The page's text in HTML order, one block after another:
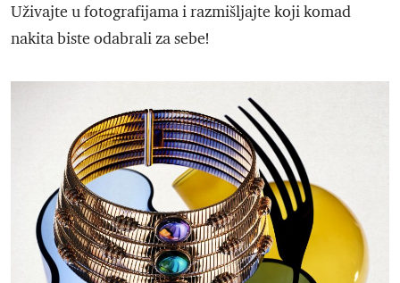
Uživajte u fotografijama i razmišljajte koji komad
nakita biste odabrali za sebe!